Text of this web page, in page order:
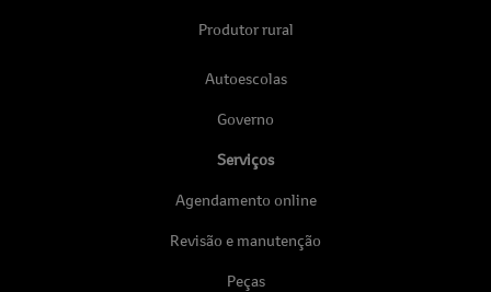
Produtor rural
Autoescolas
Governo
Serviços
Agendamento online
Revisão e manutenção
Peças